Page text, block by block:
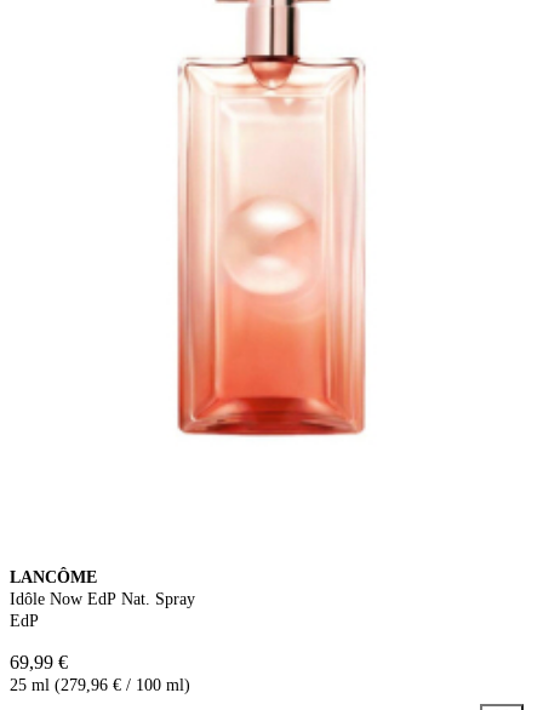
LANCÔME
Idôle Now EdP Nat. Spray
EdP
69,99 €
25 ml (279,96 € / 100 ml)